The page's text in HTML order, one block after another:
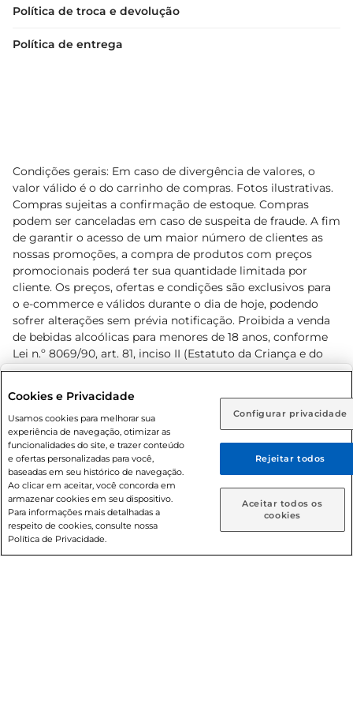
Rio de Janeiro (RJ) Goiás (GO)
Ou
Caso queira comprar online, informe como deseja receber
suas compras:
Entrega em casa Retire em Loja
Política de troca e devolução
Política de entrega
Condições gerais: Em caso de divergência de valores, o
valor válido é o do carrinho de compras. Fotos ilustrativas.
Compras sujeitas a confirmação de estoque. Compras
podem ser canceladas em caso de suspeita de fraude. A fim
de garantir o acesso de um maior número de clientes as
nossas promoções, a compra de produtos com preços
promocionais poderá ter sua quantidade limitada por
cliente. Os preços, ofertas e condições são exclusivos para
o e-commerce e válidos durante o dia de hoje, podendo
sofrer alterações sem prévia notificação. Proibida a venda
de bebidas alcoólicas para menores de 18 anos, conforme
Lei n.º 8069/90, art. 81, inciso II (Estatuto da Criança e do
Adolescente). Preços e condições exclusivos para o
prévio. O valor mínimo para as compras on-line é de R$
80,00.
© 2026 Copyright. Todos os direitos
reservados Prezunic.
Cookies e Privacidade
Usamos cookies para melhorar sua
experiência de navegação, otimizar as
funcionalidades do site, e trazer conteúdo
e ofertas personalizadas para você,
baseadas em seu histórico de navegação.
Ao clicar em aceitar, você concorda em
armazenar cookies em seu dispositivo.
Para informações mais detalhadas a
respeito de cookies, consulte nossa
Política de Privacidade.
Configurar privacidade
Rejeitar todos
Aceitar todos os
cookies